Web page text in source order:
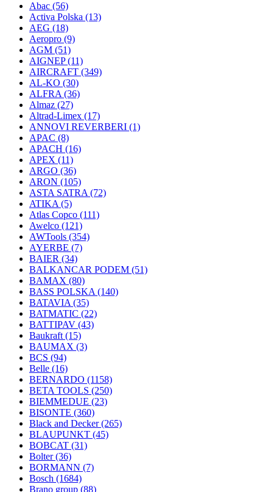
Abac (56)
Activa Polska (13)
AEG (18)
Aeropro (9)
AGM (51)
AIGNEP(11)
AIRCRAFT (349)
AL-KO (30)
ALFRA (36)
Almaz (27)
Altrad-Limex (17)
ANNOVI REVERBERI (1)
APAC (8)
APACH (16)
APEX (11)
ARGO (36)
ARON (105)
ASTA SATRA (72)
ATIKA (5)
Atlas Copco (111)
Awelco (121)
AWTools (354)
AYERBE (7)
BAIER (34)
BALKANCAR PODEM (51)
BAMAX (80)
BASS POLSKA (140)
BATAVIA (35)
BATMATIC (22)
BATTIPAV (43)
Baukraft (15)
BAUMAX (3)
BCS (94)
Belle (16)
BERNARDO (1158)
BETA TOOLS (250)
BIEMMEDUE (23)
BISONTE (360)
Black and Decker(265)
BLAUPUNKT (45)
BOBCAT (31)
Bolter(36)
BORMANN (7)
Bosch (1684)
Brano group (88)